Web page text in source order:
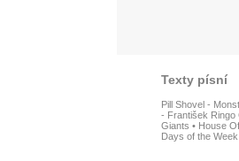
Texty písní
Pill Shovel -
- František Ringo
Giants • House
Days of the